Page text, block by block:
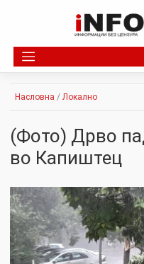
Насловна / Локално
(Фото) Дрво
во Капиштец